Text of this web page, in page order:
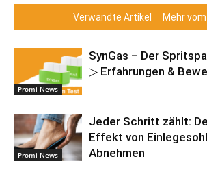
Verwandte Artikel Mehr
Promi-News
SynGas – Der
▷ Erfahrungen &
Promi-News
Jeder Schritt zählt:
Effekt von
Abnehmen